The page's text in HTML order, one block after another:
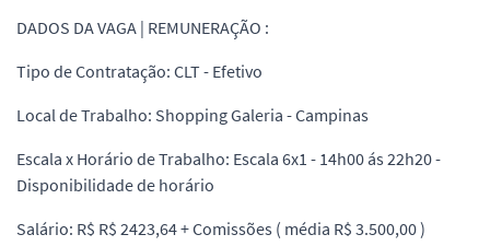
DADOS DA VAGA | REMUNERAÇÃO :
Tipo de Contratação: CLT - Efetivo
Local de Trabalho: Shopping Galeria - Campinas
Escala x Horário de Trabalho: Escala 6x1 - 14h00 ás 22h20 -
Disponibilidade de horário
Salário: R$ R$ 2423,64 + Comissões ( média R$ 3.500,00 )